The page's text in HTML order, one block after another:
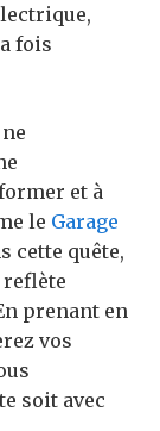
fois
et à
le Garage
cette quête,
reflète
prenant en
vos
soit avec